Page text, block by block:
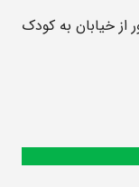
از خیابان به کودک